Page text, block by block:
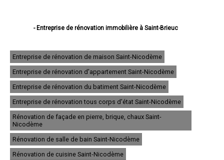
- Entreprise de rénovation immobilière à Saint-Brieuc
- Entreprise de rénovation immobilière à Lamballe
- Entreprise de rénovation immobilière à Ploufragan
- Entreprise de rénovation immobilière à Dinan
- Entreprise de rénovation immobilière à Loudéac
- Entreprise de rénovation immobilière à Paimpol
- Entreprise de rénovation immobilière à Trégueux
- Entreprise de rénovation immobilière à Guingamp
- Entreprise de rénovation immobilière à Perros-Guirec
- Entreprise de rénovation immobilière à Langueux
- Entreprise de rénovation immobilière à Plédran
- Entreprise de rénovation immobilière à Pordic
- Entreprise de rénovation immobilière à Ploumagoar
Entreprise de rénovation de maison Saint-Nicodème
Entreprise de rénovation d'appartement Saint-Nicodème
Entreprise de rénovation du batiment Saint-Nicodème
Entreprise de rénovation tous corps d'état Saint-Nicodème
Rénovation de façade en pierre, brique, chaux Saint-
Nicodème
Rénovation de salle de bain Saint-Nicodème
Rénovation de cuisine Saint-Nicodème